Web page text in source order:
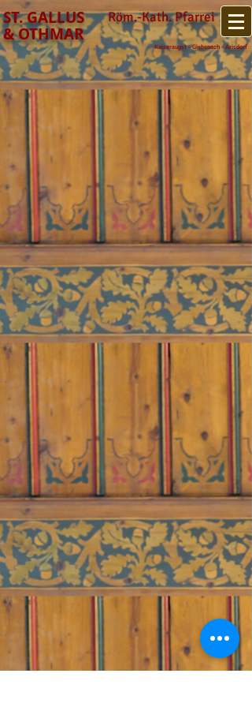
Röm.-Kath. Pfarrei
​ST. GALLUS
& OTHMAR
Kaiseraugst - Giebenach - Arisdorf